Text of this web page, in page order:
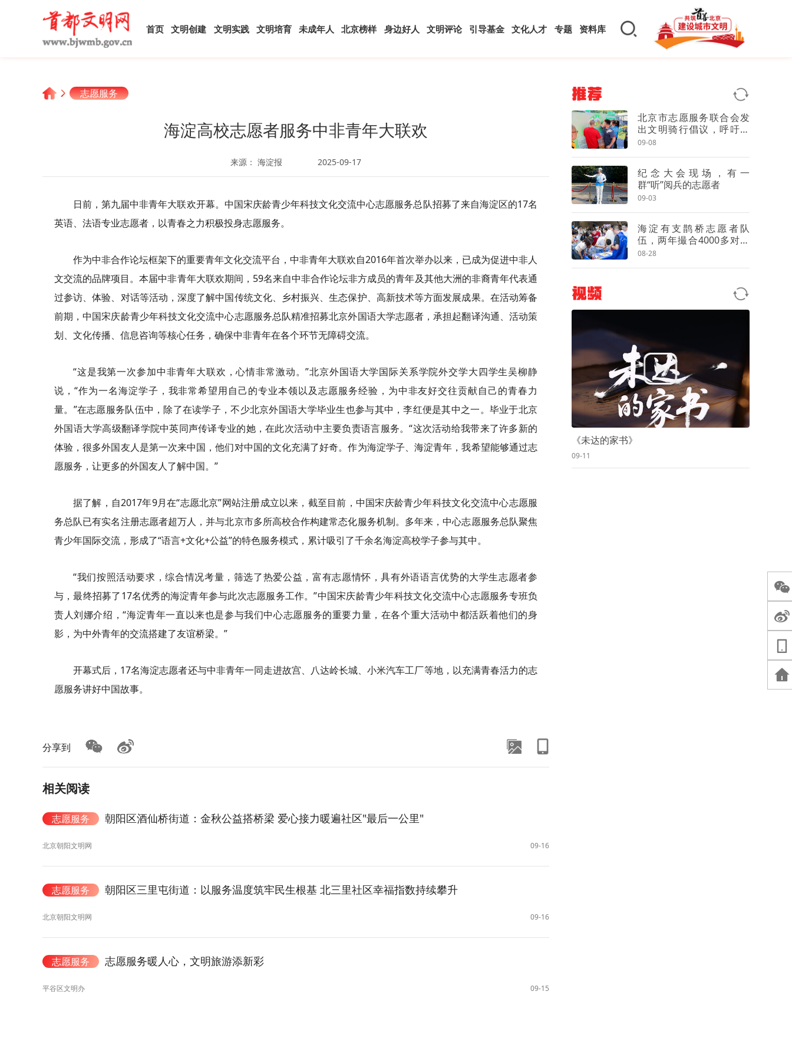
首页 文明创建 文明实践 文明培育 未成年人 北京榜样 身边好人 文明评论 引导基金 文化人才 专题 资料库
志愿服务
海淀高校志愿者服务中非青年大联欢
来源： 海淀报 2025-09-17
日前，第九届中非青年大联欢开幕。中国宋庆龄青少年科技文化交流中心志愿服务总队招募了来自海淀区的17名
英语、法语专业志愿者，以青春之力积极投身志愿服务。
作为中非合作论坛框架下的重要青年文化交流平台，中非青年大联欢自2016年首次举办以来，已成为促进中非人
文交流的品牌项目。本届中非青年大联欢期间，59名来自中非合作论坛非方成员的青年及其他大洲的非裔青年代表通
过参访、体验、对话等活动，深度了解中国传统文化、乡村振兴、生态保护、高新技术等方面发展成果。在活动筹备
前期，中国宋庆龄青少年科技文化交流中心志愿服务总队精准招募北京外国语大学志愿者，承担起翻译沟通、活动策
划、文化传播、信息咨询等核心任务，确保中非青年在各个环节无障碍交流。
“这是我第一次参加中非青年大联欢，心情非常激动。”北京外国语大学国际关系学院外交学大四学生吴柳静
说，“作为一名海淀学子，我非常希望用自己的专业本领以及志愿服务经验，为中非友好交往贡献自己的青春力
量。”在志愿服务队伍中，除了在读学子，不少北京外国语大学毕业生也参与其中，李红便是其中之一。毕业于北京
外国语大学高级翻译学院中英同声传译专业的她，在此次活动中主要负责语言服务。“这次活动给我带来了许多新的
体验，很多外国友人是第一次来中国，他们对中国的文化充满了好奇。作为海淀学子、海淀青年，我希望能够通过志
愿服务，让更多的外国友人了解中国。”
据了解，自2017年9月在“志愿北京”网站注册成立以来，截至目前，中国宋庆龄青少年科技文化交流中心志愿服
务总队已有实名注册志愿者超万人，并与北京市多所高校合作构建常态化服务机制。多年来，中心志愿服务总队聚焦
青少年国际交流，形成了“语言+文化+公益”的特色服务模式，累计吸引了千余名海淀高校学子参与其中。
“我们按照活动要求，综合情况考量，筛选了热爱公益，富有志愿情怀，具有外语语言优势的大学生志愿者参
与，最终招募了17名优秀的海淀青年参与此次志愿服务工作。”中国宋庆龄青少年科技文化交流中心志愿服务专班负
责人刘娜介绍，“海淀青年一直以来也是参与我们中心志愿服务的重要力量，在各个重大活动中都活跃着他们的身
影，为中外青年的交流搭建了友谊桥梁。”
开幕式后，17名海淀志愿者还与中非青年一同走进故宫、八达岭长城、小米汽车工厂等地，以充满青春活力的志
愿服务讲好中国故事。
分享到
相关阅读
志愿服务 朝阳区酒仙桥街道：金秋公益搭桥梁 爱心接力暖遍社区"最后一公里"
北京朝阳文明网 09-16
志愿服务 朝阳区三里屯街道：以服务温度筑牢民生根基 北三里社区幸福指数持续攀升
北京朝阳文明网 09-16
志愿服务 志愿服务暖人心，文明旅游添新彩
平谷区文明办 09-15
推荐
北京市志愿服务联合会发
出文明骑行倡议，呼吁市
民做“文明合伙人”
09-08
纪念大会现场，有一
群“听”阅兵的志愿者
09-03
海淀有支鹊桥志愿者队
伍，两年撮合4000多对青
年牵手
08-28
视频
《未达的家书》
09-11